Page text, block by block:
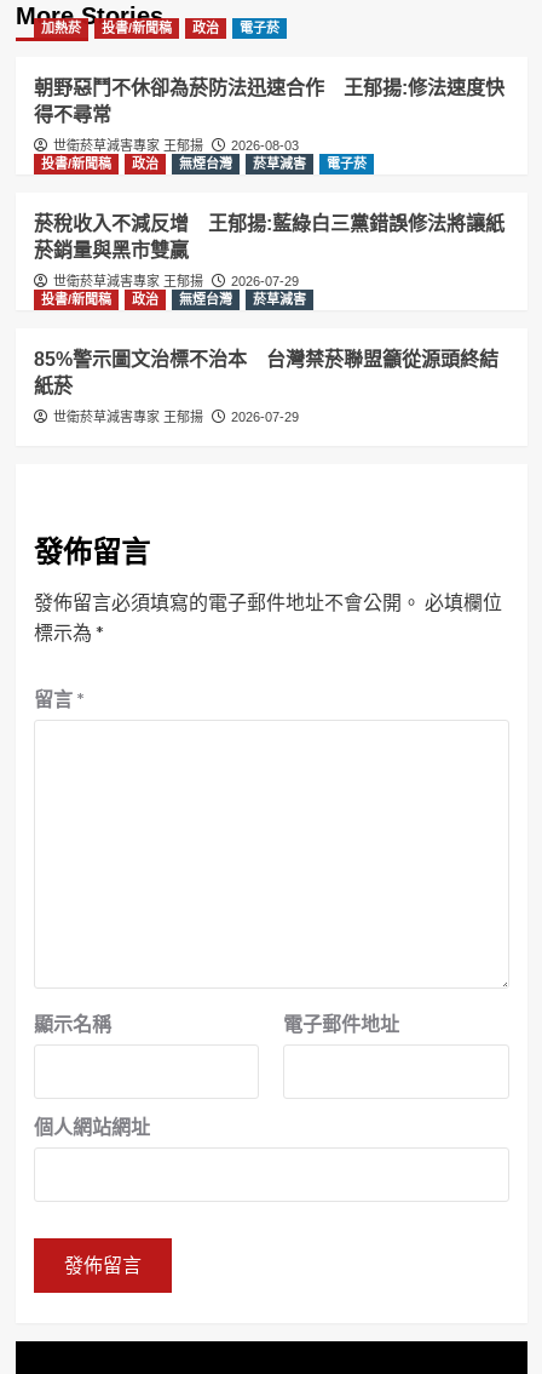
More Stories
加熱菸 投書/新聞稿 政治 電子菸
朝野惡鬥不休卻為菸防法迅速合作 王郁揚:修法速度快
得不尋常
世衛菸草減害專家 王郁揚
2026-08-03
投書/新聞稿
政治 無煙台灣 菸草減害 電子菸
菸稅收入不減反增 王郁揚:藍綠白三黨錯誤修法將讓紙
菸銷量與黑市雙贏
世衛菸草減害專家 王郁揚
2026-07-29
投書/新聞稿
政治 無煙台灣 菸草減害
85%警示圖文治標不治本 台灣禁菸聯盟籲從源頭終結
紙菸
世衛菸草減害專家 王郁揚 2026-07-29
發佈留言
發佈留言必須填寫的電子郵件地址不會公開。 必填欄位
標示為 *
留言 *
顯示名稱 電子郵件地址
個人網站網址